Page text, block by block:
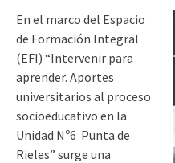
En el marco del Espacio
de Formación Integral
(EFI) “Intervenir para
aprender. Aportes
universitarios al proceso
socio­educativo en la
Unidad Nº6 ­ Punta de
Rieles” surge una